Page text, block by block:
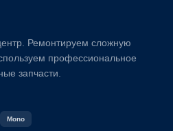
Ремонтируем сложную
профессиональное
запчасти.
Mono